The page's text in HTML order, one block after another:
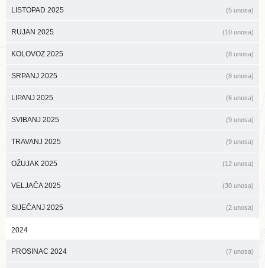
LISTOPAD 2025 (5 unosa)
RUJAN 2025 (10 unosa)
KOLOVOZ 2025 (8 unosa)
SRPANJ 2025 (8 unosa)
LIPANJ 2025 (6 unosa)
SVIBANJ 2025 (9 unosa)
TRAVANJ 2025 (9 unosa)
OŽUJAK 2025 (12 unosa)
VELJAČA 2025 (30 unosa)
SIJEČANJ 2025 (2 unosa)
2024
PROSINAC 2024 (7 unosa)